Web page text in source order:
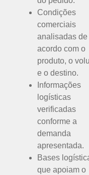
Condições
comerciais
analisadas de
acordo com o
produto, o
e o destino.
Informações
logísticas
verificadas
conforme a
demanda
apresentada.
Bases
que apoiam o